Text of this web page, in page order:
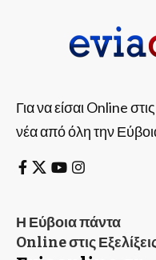
Για να είσαι Online
νέα από όλη την
Η Εύβοια πάντα
Online στις